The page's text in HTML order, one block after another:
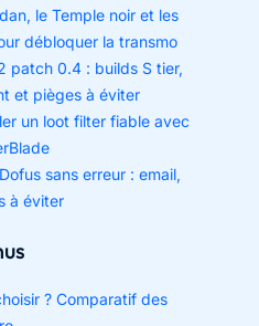
le Temple noir et les
débloquer la transmo
patch 0.4 : builds S tier,
et pièges à éviter
un loot filter fiable avec
sans erreur : email,
à éviter
? Comparatif des